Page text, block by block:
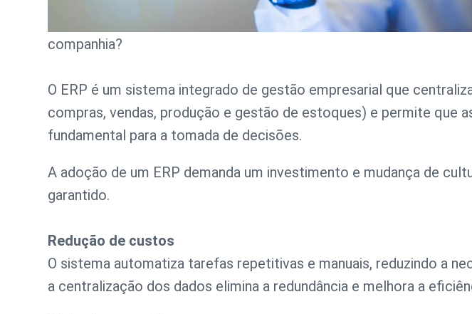
companhia?
O ERP é um sistema integrado de gestão empresarial que
compras, vendas, produção e gestão de estoques) e permite que
fundamental para a tomada de decisões.
A adoção de um ERP demanda um investimento e mudança de
garantido.
Redução de custos
O sistema automatiza tarefas repetitivas e manuais, reduzindo a
a centralização dos dados elimina a redundância e melhora a